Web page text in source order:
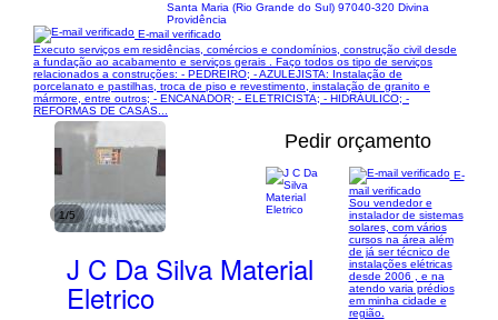
Santa Maria (Rio Grande do Sul) 97040-320 Divina
Providência
E-mail verificado
Executo serviços em residências, comércios e condomínios, construção civil desde
a fundação ao acabamento e serviços gerais . Faço todos os tipo de serviços
relacionados a construções: - PEDREIRO; - AZULEJISTA: Instalação de
porcelanato e pastilhas, troca de piso e revestimento, instalação de granito e
mármore, entre outros; - ENCANADOR; - ELETRICISTA; - HIDRÁULICO; -
REFORMAS DE CASAS...
1/5
Pedir orçamento
J C Da Silva Material
Eletrico
E-
mail verificado
Sou vendedor e
instalador de sistemas
solares, com vários
cursos na área além
de já ser técnico de
instalações elétricas
desde 2006 , e na
atendo varia prédios
em minha cidade e
região.